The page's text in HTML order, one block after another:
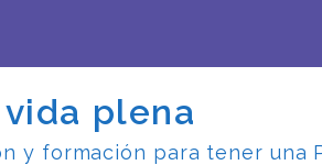
plena
y formación para tener una